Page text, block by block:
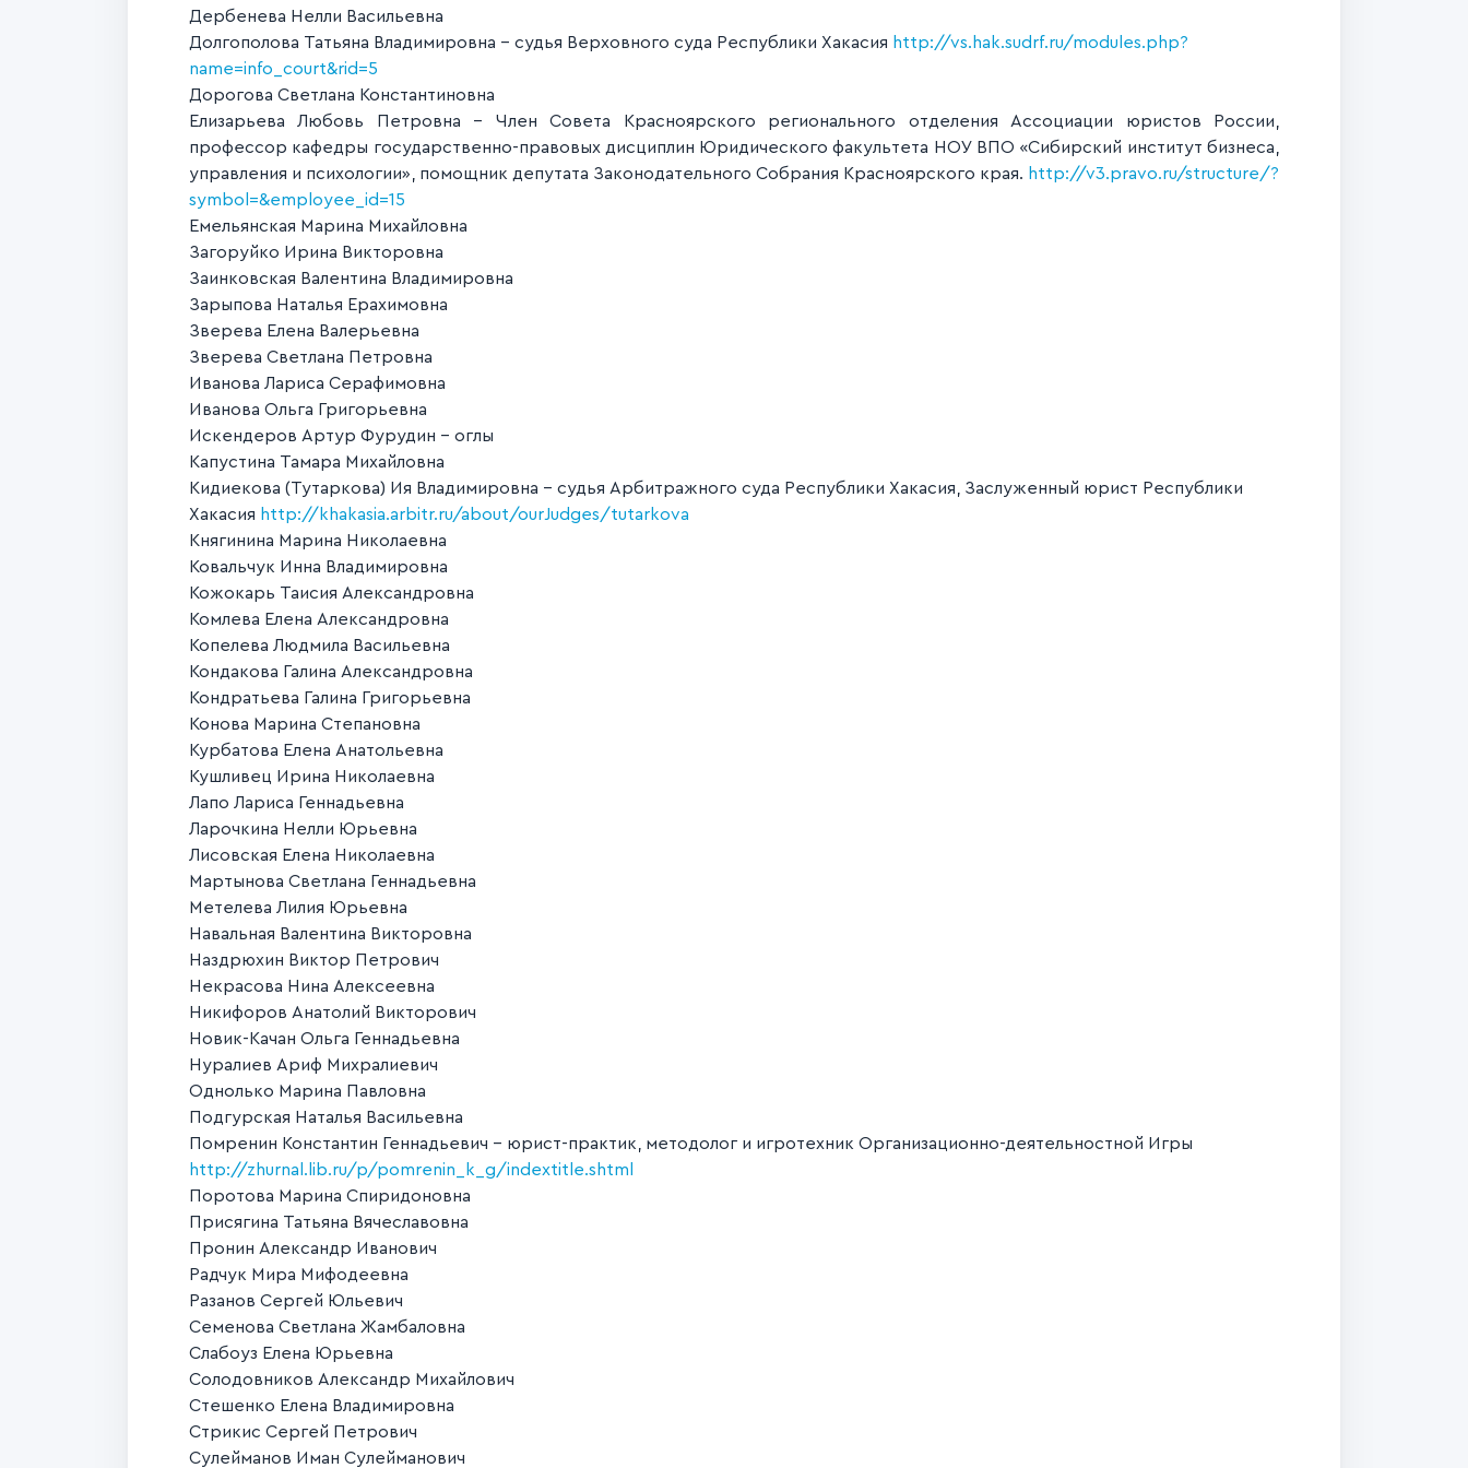
Дербенева Нелли Васильевна
Долгополова Татьяна Владимировна - судья Верховного суда Республики Хакасия http://vs.hak.sudrf.ru/modules.php?
name=info_court&rid=5
Дорогова Светлана Константиновна
Елизарьева Любовь Петровна - Член Совета Красноярского регионального отделения Ассоциации юристов России,
профессор кафедры государственно-правовых дисциплин Юридического факультета НОУ ВПО «Сибирский институт бизнеса,
управления и психологии», помощник депутата Законодательного Собрания Красноярского края. http://v3.pravo.ru/structure/?
symbol=&employee_id=15
Емельянская Марина Михайловна
Загоруйко Ирина Викторовна
Заинковская Валентина Владимировна
Зарыпова Наталья Ерахимовна
Зверева Елена Валерьевна
Зверева Светлана Петровна
Иванова Лариса Серафимовна
Иванова Ольга Григорьевна
Искендеров Артур Фурудин - оглы
Капустина Тамара Михайловна
Кидиекова (Тутаркова) Ия Владимировна - судья Арбитражного суда Республики Хакасия, Заслуженный юрист Республики
Хакасия http://khakasia.arbitr.ru/about/ourJudges/tutarkova
Княгинина Марина Николаевна
Ковальчук Инна Владимировна
Кожокарь Таисия Александровна
Комлева Елена Александровна
Копелева Людмила Васильевна
Кондакова Галина Александровна
Кондратьева Галина Григорьевна
Конова Марина Степановна
Курбатова Елена Анатольевна
Кушливец Ирина Николаевна
Лапо Лариса Геннадьевна
Ларочкина Нелли Юрьевна
Лисовская Елена Николаевна
Мартынова Светлана Геннадьевна
Метелева Лилия Юрьевна
Навальная Валентина Викторовна
Наздрюхин Виктор Петрович
Некрасова Нина Алексеевна
Никифоров Анатолий Викторович
Новик-Качан Ольга Геннадьевна
Нуралиев Ариф Михралиевич
Однолько Марина Павловна
Подгурская Наталья Васильевна
Помренин Константин Геннадьевич - юрист-практик, методолог и игротехник Организационно-деятельностной Игры
http://zhurnal.lib.ru/p/pomrenin_k_g/indextitle.shtml
Поротова Марина Спиридоновна
Присягина Татьяна Вячеславовна
Пронин Александр Иванович
Радчук Мира Мифодеевна
Разанов Сергей Юльевич
Семенова Светлана Жамбаловна
Слабоуз Елена Юрьевна
Солодовников Александр Михайлович
Стешенко Елена Владимировна
Стрикис Сергей Петрович
Сулейманов Иман Сулейманович